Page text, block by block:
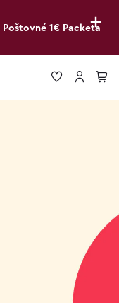
+
Poštovné 1€ Packeta